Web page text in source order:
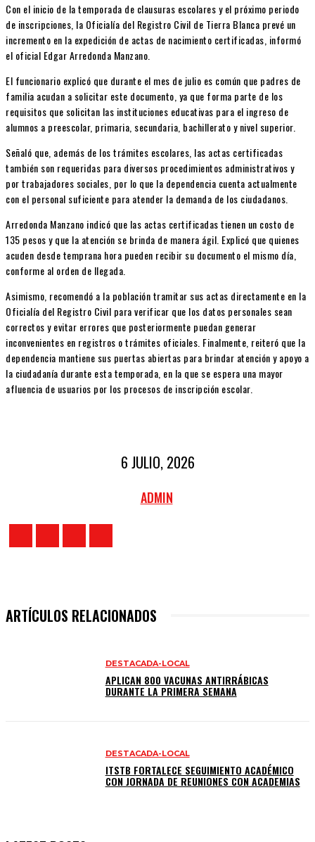
Con el inicio de la temporada de clausuras escolares y el próximo periodo
de inscripciones, la Oficialía del Registro Civil de Tierra Blanca prevé un
incremento en la expedición de actas de nacimiento certificadas, informó
el oficial Edgar Arredonda Manzano.
El funcionario explicó que durante el mes de julio es común que padres de
familia acudan a solicitar este documento, ya que forma parte de los
requisitos que solicitan las instituciones educativas para el ingreso de
alumnos a preescolar, primaria, secundaria, bachillerato y nivel superior.
Señaló que, además de los trámites escolares, las actas certificadas
también son requeridas para diversos procedimientos administrativos y
por trabajadores sociales, por lo que la dependencia cuenta actualmente
con el personal suficiente para atender la demanda de los ciudadanos.
Arredonda Manzano indicó que las actas certificadas tienen un costo de
135 pesos y que la atención se brinda de manera ágil. Explicó que quienes
acuden desde temprana hora pueden recibir su documento el mismo día,
conforme al orden de llegada.
Asimismo, recomendó a la población tramitar sus actas directamente en la
Oficialía del Registro Civil para verificar que los datos personales sean
correctos y evitar errores que posteriormente puedan generar
inconvenientes en registros o trámites oficiales. Finalmente, reiteró que la
dependencia mantiene sus puertas abiertas para brindar atención y apoyo a
la ciudadanía durante esta temporada, en la que se espera una mayor
afluencia de usuarios por los procesos de inscripción escolar.
6 JULIO, 2026
ADMIN
ARTÍCULOS RELACIONADOS
DESTACADA-LOCAL
APLICAN 800 VACUNAS ANTIRRÁBICAS
DURANTE LA PRIMERA SEMANA
DESTACADA-LOCAL
ITSTB FORTALECE SEGUIMIENTO ACADÉMICO
CON JORNADA DE REUNIONES CON ACADEMIAS